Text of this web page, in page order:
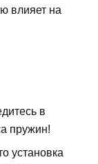
влияет на
в
пружин!
установка